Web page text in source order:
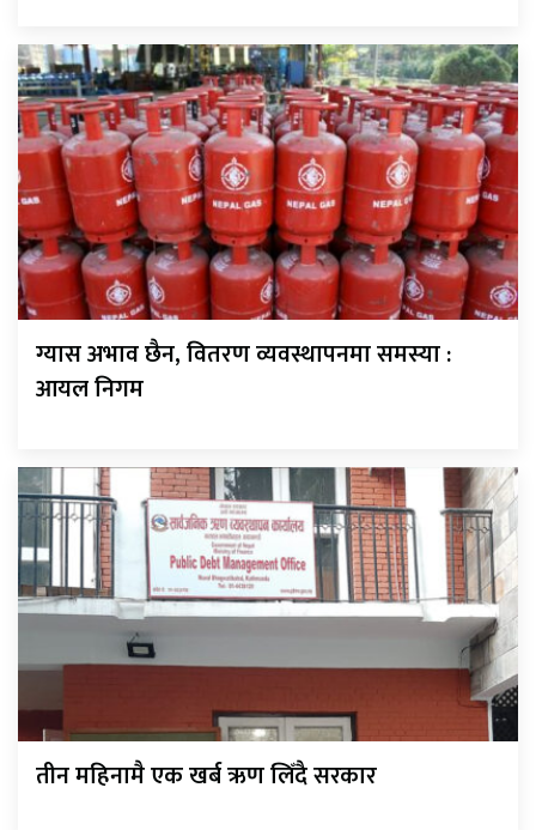
ग्यास अभाव छैन, वितरण व्यवस्थापनमा समस्या :
आयल निगम
तीन महिनामै एक खर्ब ऋण लिँदै सरकार